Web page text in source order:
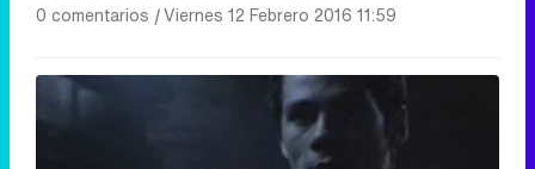
0 comentarios |Viernes 12 Febrero 2016 11:59